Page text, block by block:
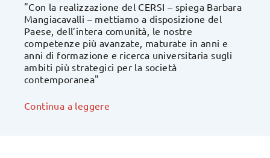
"Con la realizzazione del CERSI – spiega Barbara
Mangiacavalli – mettiamo a disposizione del
Paese, dell’intera comunità, le nostre
competenze più avanzate, maturate in anni e
anni di formazione e ricerca universitaria sugli
ambiti più strategici per la società
contemporanea"
Continua a leggere